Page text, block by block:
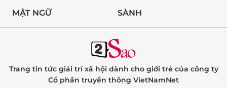
MẬT NGỮ SÀNH
Trang tin tức giải trí xã hội dành cho giới trẻ của công ty
Cổ phần truyền thông VietNamNet